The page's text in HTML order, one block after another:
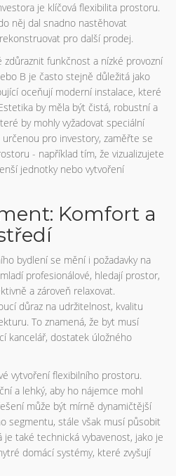
je klíčová flexibilita prostoru.
něj dal snadno nastěhovat
pro další prodej.
funkčnost a nízké provozní
B je často stejně důležitá jako
oceňují moderní instalace, které
by měla být čistá, robustní a
by mohly vyžadovat speciální
pro investory, zaměřte se
- například tím, že vizualizujete
jednotky nebo vytvoření
Komfort a
bydlení se mění i požadavky na
profesionálové, hledají prostor,
a zároveň relaxovat.
důraz na udržitelnost, kvalitu
To znamená, že byt musí
kancelář, dostatek úložného
vytvoření flexibilního prostoru.
a lehký, aby ho nájemce mohl
může být mírně dynamičtější
segmentu, stále však musí působit
také technická vybavenost, jako je
domácí systémy, které zvyšují